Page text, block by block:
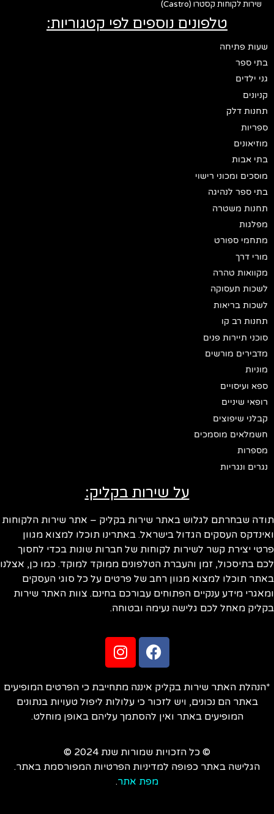
שירות לקוחות קסטרו (Castro)
טלפונים נוספים לפי קטגוריות:
שעות פתיחה
בתי ספר
גני ילדים
קניונים
תחנות דלק
ספריות
מוזיאונים
בתי אבות
מוסכים ומכוני רישוי
בתי ספר לנהיגה
תחנות משטרה
מפלגות
מתחמי ספורט
מורי דרך
מקוואות טהרה
לשכות תעסוקה
לשכות בריאות
תחנות רב קו
סוכני תיירות פנים
מדבירים מורשים
מוניות
ספא ועיסויים
רופאי שיניים
קבלני שיפוצים
חשמלאים מוסמכים
מספרות
נגרים ונגריות
על שירות בקליק:
שבחרתם לגלוש באתר שירות בקליק – אתר שירות הלקוחות
העסקים הגדול בישראל. באתרינו תוכלו למצוא מגוון
יצירת קשר לשירות לקוחות של חברות שונות בכדי לחסוך
בתיסכול, זמן והעברת הטלפונים ממוקד למוקד. כמו כן, אצלנו
תוכלו למצוא מגוון רחב של פרטים על כל סוגי העסקים
מידע ענקיים הפתוחים עבורכם בחינם. צוות האתר שירות
מאחל לכם גלישה נעימה ובטוחה.
האתר שירות בקליק איננה מתחייבת כי הפרטים המופיעים
באתר הם נכונים, ויש לזכור כי עלולות ליפול טעויות בנתונים
המופיעים באתר ואין להסתמך עליהם באופן מוחלט.
© כל הזכויות שמורות שנת 2024 ©
הגלישה באתר כפופה למדיניות הפרטיות המפורסמת באתר.
מפת אתר.